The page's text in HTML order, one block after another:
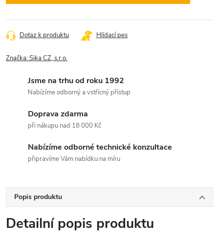
Dotaz k produktu Hlídací pes
Značka:Sika CZ, s.r.o.
Jsme na trhu od roku 1992
Nabízíme odborný a vstřícný přístup
Doprava zdarma
při nákupu nad 18 000 Kč
Nabízíme odborné technické konzultace
připravíme Vám nabídku na míru
Popis produktu
Detailní popis produktu